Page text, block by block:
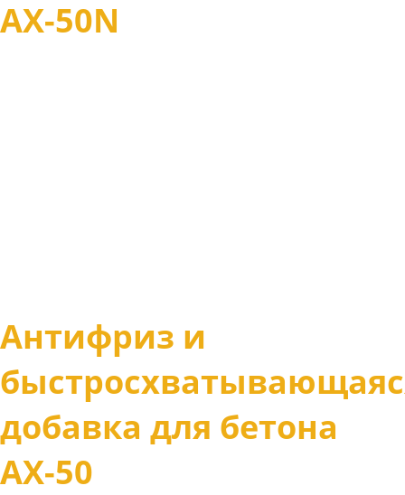
АХ-50N
Антифриз и
добавка для бетона
АХ-50